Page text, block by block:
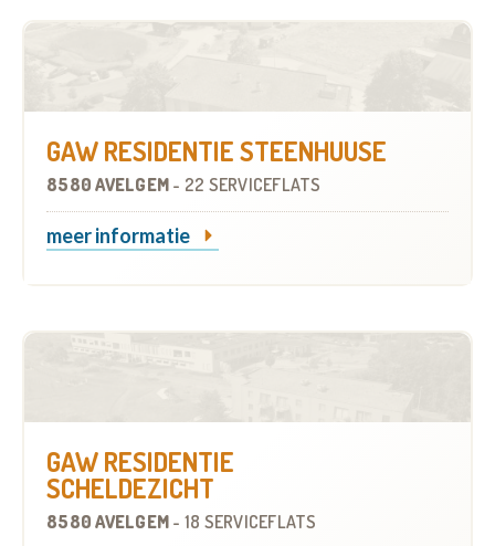
GAW RESIDENTIE STEENHUUSE
8580 AVELGEM - 22 SERVICEFLATS
meer informatie
GAW RESIDENTIE
SCHELDEZICHT
8580 AVELGEM - 18 SERVICEFLATS